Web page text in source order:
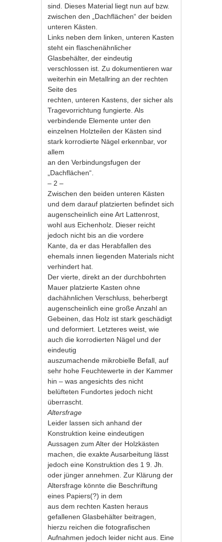
sind. Dieses Material liegt nun auf bzw.
zwischen den „Dachflächen“ der beiden
unteren Kästen.
Links neben dem linken, unteren Kasten
steht ein flaschenähnlicher
Glasbehälter, der eindeutig
verschlossen ist. Zu dokumentieren war
weiterhin ein Metallring an der rechten
Seite des
rechten, unteren Kastens, der sicher als
Tragevorrichtung fungierte. Als
verbindende Elemente unter den
einzelnen Holzteilen der Kästen sind
stark korrodierte Nägel erkennbar, vor
allem
an den Verbindungsfugen der
„Dachflächen“.
– 2 –
Zwischen den beiden unteren Kästen
und dem darauf platzierten befindet sich
augenscheinlich eine Art Lattenrost,
wohl aus Eichenholz. Dieser reicht
jedoch nicht bis an die vordere
Kante, da er das Herabfallen des
ehemals innen liegenden Materials nicht
verhindert hat.
Der vierte, direkt an der durchbohrten
Mauer platzierte Kasten ohne
dachähnlichen Verschluss, beherbergt
augenscheinlich eine große Anzahl an
Gebeinen, das Holz ist stark geschädigt
und deformiert. Letzteres weist, wie
auch die korrodierten Nägel und der
eindeutig
auszumachende mikrobielle Befall, auf
sehr hohe Feuchtewerte in der Kammer
hin – was angesichts des nicht
belüfteten Fundortes jedoch nicht
überrascht.
Altersfrage
Leider lassen sich anhand der
Konstruktion keine eindeutigen
Aussagen zum Alter der Holzkästen
machen, die exakte Ausarbeitung lässt
jedoch eine Konstruktion des 1 9. Jh.
oder jünger annehmen. Zur Klärung der
Altersfrage könnte die Beschriftung
eines Papiers(?) in dem
aus dem rechten Kasten heraus
gefallenen Glasbehälter beitragen,
hierzu reichen die fotografischen
Aufnahmen jedoch leider nicht aus. Eine